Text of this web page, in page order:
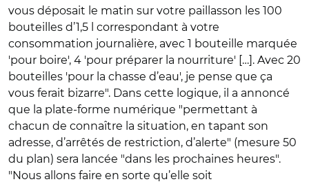
vous déposait le matin sur votre paillasson les 100
bouteilles d’1,5 l correspondant à votre
consommation journalière, avec 1 bouteille marquée
'pour boire', 4 'pour préparer la nourriture' […]. Avec 20
bouteilles 'pour la chasse d’eau', je pense que ça
vous ferait bizarre". Dans cette logique, il a annoncé
que la plate-forme numérique "permettant à
chacun de connaître la situation, en tapant son
adresse, d’arrêtés de restriction, d’alerte" (mesure 50
du plan) sera lancée "dans les prochaines heures".
"Nous allons faire en sorte qu’elle soit